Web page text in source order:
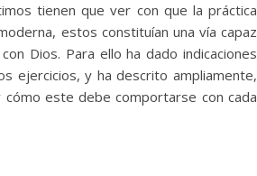
tienen que ver con que la práctica
estos constituían una vía capaz
Dios. Para ello ha dado indicaciones
ejercicios, y ha descrito ampliamente,
este debe comportarse con cada